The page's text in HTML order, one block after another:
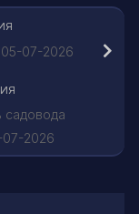
07-2026
садовода
07-2026